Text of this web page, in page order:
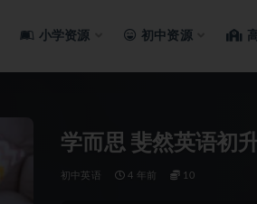
小学资源 初中资源
学而思 斐然英语初
初中英语 4 年前 10